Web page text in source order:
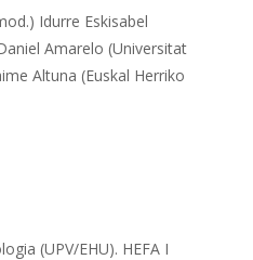
Idurre Eskisabel
Amarelo (Universitat
Altuna (Euskal Herriko
(UPV/EHU). HEFA I